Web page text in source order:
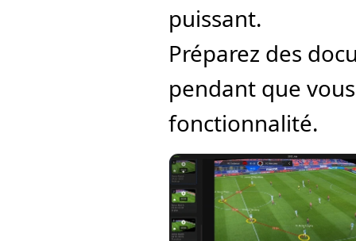
puissant.
Préparez des
pendant que
fonctionnalité.